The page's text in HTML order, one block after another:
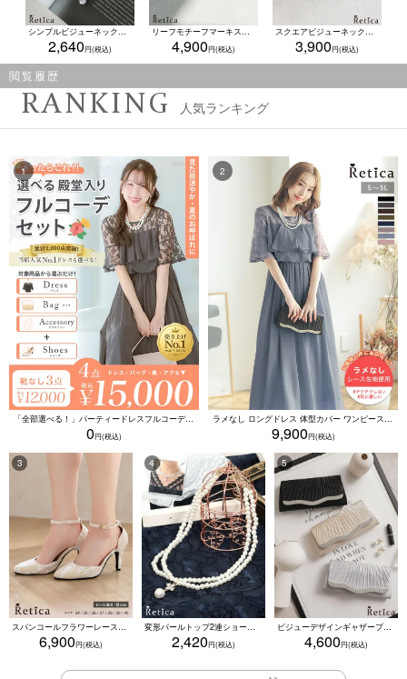
シンプルビジューネックレスピアスセット(シルバー)
2,640
リーフモチーフマーキスカットネックレスピアスセット(ゴールド/シルバー)
4,900
スクエアビジューネックレス×ピアス2点セット(シルバー)
3,900
閲覧履歴
RANKING 人気ランキング
「全部選べる！」パーティードレスフルコーデセット (ドレス1点＋バッグ1点＋アクセ1点+靴1足/4点15000円(税込)/靴なしで12000円(税込))
0
ラメなし ロングドレス 体型カバー ワンピース 敏感肌対応 結婚式 二次会 お呼ばれ 大人 上品 (Sサイズ～5Lサイズ)
9,900
スパンコールフラワーレースアンクルストラップハイヒールセパレートパンプス (ベージュ)
6,900
変形パールトップ2連ショートパールネックレス(ホワイト)
2,420
ビジューデザインギャザープリーツ入り2wayバッグ(ベージュ/シルバー/ブラック)
4,600